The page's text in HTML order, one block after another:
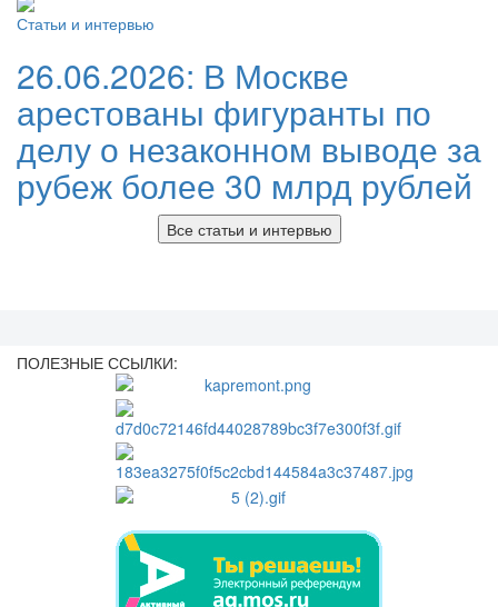
Статьи и интервью
26.06.2026: В Москве
арестованы фигуранты по
делу о незаконном выводе за
рубеж более 30 млрд рублей
Все статьи и интервью
ПОЛЕЗНЫЕ ССЫЛКИ: